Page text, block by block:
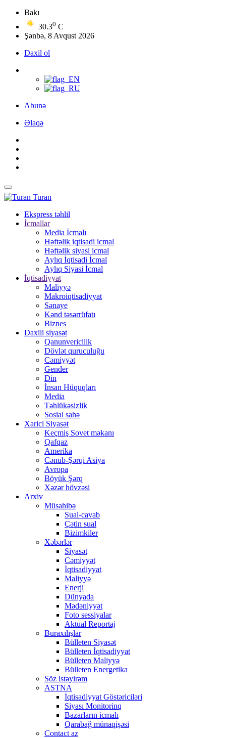
Bakı
30.30 C
Şənbə, 8 Avqust 2026
Daxil ol
Abunə
Əlaqə
Turan
Ekspress təhlil
İcmallar
Media İcmalı
Həftəlik iqtisadi icmal
Həftəlik siyasi icmal
Aylıq İqtisadi İcmal
Aylıq Siyasi İcmal
İqtisadiyyat
Maliyyə
Makroiqtisadiyyat
Sənaye
Kənd təsərrüfatı
Biznes
Daxili siyasət
Qanunvericilik
Dövlət quruculuğu
Cəmiyyət
Gender
Din
İnsan Hüquqları
Media
Təhlükəsizlik
Sosial sahə
Xarici Siyasət
Keçmiş Sovet məkanı
Qafqaz
Amerika
Cənub-Şərqi Asiya
Avropa
Böyük Şərq
Xəzər hövzəsi
Arxiv
Müsahibə
Sual-cavab
Çətin sual
Bizimkiler
Xəbərlər
Siyasət
Cəmiyyət
İqtisadiyyat
Maliyyə
Enerji
Dünyada
Mədəniyyət
Foto sessiyalar
Aktual Reportaj
Buraxılışlar
Bülleten Siyasət
Bülleten İqtisadiyyat
Bülleten Maliyyə
Bülleten Energetika
Söz istəyirəm
ASTNA
İqtisadiyyat Göstəriciləri
Siyası Monitorinq
Bazarların icmalı
Qarabağ münaqişəsi
Contact az